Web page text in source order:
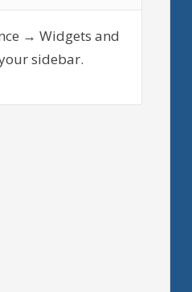
→ Widgets and
sidebar.